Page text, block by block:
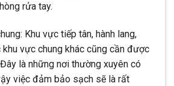
rửa tay.
Khu vực tiếp tân, hành lang,
khu vực chung khác cũng cần được
là những nơi thường xuyên có
việc đảm bảo sạch sẽ là rất